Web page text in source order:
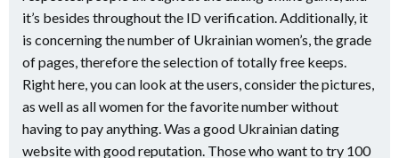
it’s besides throughout the ID verification. Additionally, it
is concerning the number of Ukrainian women’s, the grade
of pages, therefore the selection of totally free keeps.
Right here, you can look at the users, consider the pictures,
as well as all women for the favorite number without
having to pay anything. Was a good Ukrainian dating
website with good reputation. Those who want to try 100